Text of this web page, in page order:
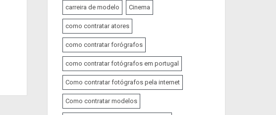
carreira de modelo Cinema
como contratar atores
como contratar forógrafos
como contratar fotógrafos em portugal
Como contratar fotógrafos pela internet
Como contratar modelos